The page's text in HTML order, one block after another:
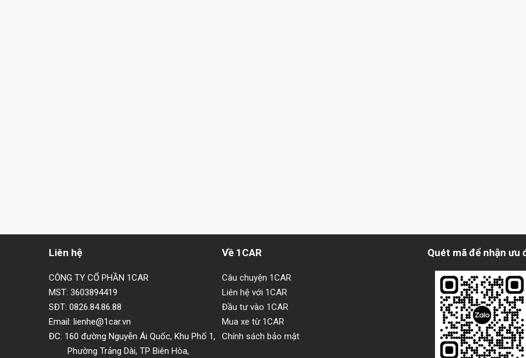
Liên hệ
CÔNG TY CỔ PHẦN 1CAR
MST: 3603894419
SĐT: 0826.84.86.88
Email: lienhe@1car.vn
ĐC: 160 đường Nguyễn Ái Quốc, Khu Phố 1,
Phường Trảng Dài, TP Biên Hòa,
Về 1CAR
Câu chuyện 1CAR
Liên hệ với 1CAR
Đầu tư vào 1CAR
Mua xe từ 1CAR
Chính sách bảo mật
Quét mã để nhận ưu